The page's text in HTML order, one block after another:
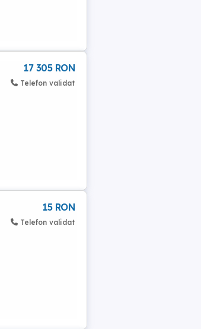
17 305 RON
Telefon validat
15 RON
Telefon validat